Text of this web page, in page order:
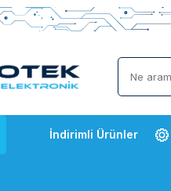
İndirimli Ürünler